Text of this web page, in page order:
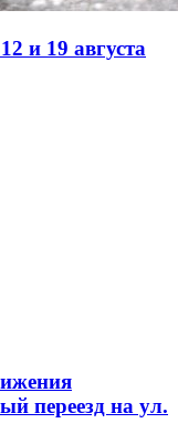
и 19 августа
переезд на ул.